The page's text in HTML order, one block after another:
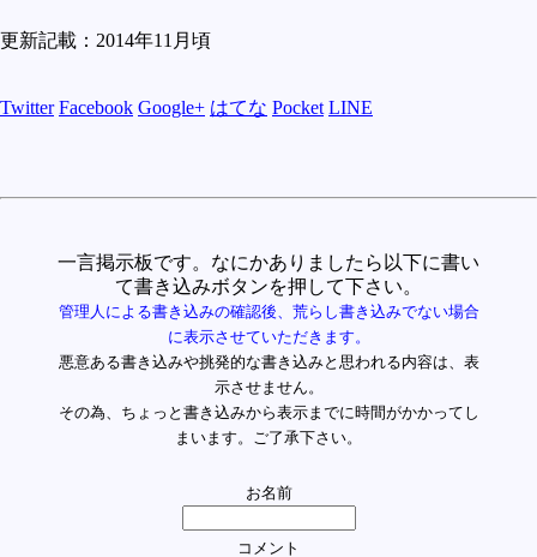
更新記載：2014年11月頃
Twitter Facebook Google+ はてな Pocket LINE
一言掲示板です。なにかありましたら以下に書い
て書き込みボタンを押して下さい。
管理人による書き込みの確認後、荒らし書き込みでない場合
に表示させていただきます。
悪意ある書き込みや挑発的な書き込みと思われる内容は、表
示させません。
その為、ちょっと書き込みから表示までに時間がかかってし
まいます。ご了承下さい。
お名前
コメント